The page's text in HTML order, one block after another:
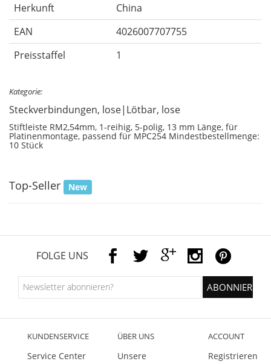
Herkunft
China
EAN
4026007707755
Preisstaffel
1
Kategorie:
Steckverbindungen, lose|Lötbar, lose
Stiftleiste RM2,54mm, 1-reihig, 5-polig, 13 mm Länge, für
Platinenmontage, passend für MPC254 Mindestbestellmenge:
10 Stück
Top-Seller New
FOLGE UNS
KUNDENSERVICE
Service Center
ÜBER UNS
Unsere
ACCOUNT
Registrieren